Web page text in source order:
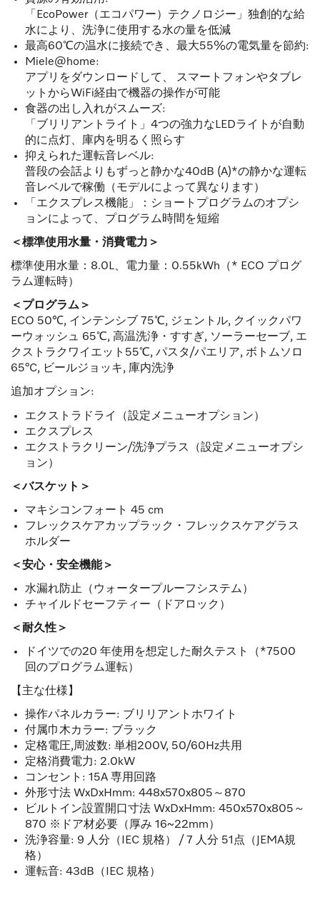
「EcoPower（エコパワー）テクノロジー」独創的な給
水により、洗浄に使用する水の量を低減
最高60℃の温水に接続でき、最大55%の電気量を節約:
Miele@home:
アプリをダウンロードして、 スマートフォンやタブレ
ットからWiFi経由で機器の操作が可能
食器の出し入れがスムーズ:
「ブリリアントライト」4つの強力なLEDライトが自動
的に点灯、庫内を明るく照らす
抑えられた運転音レベル:
普段の会話よりもずっと静かな40dB (A)*の静かな運転
音レベルで稼働（モデルによって異なります）
「エクスプレス機能」：ショートプログラムのオプシ
ョンによって、プログラム時間を短縮
＜標準使用水量・消費電力＞
標準使用水量：8.0L、電力量：0.55kWh（* ECO プログ
ラム運転時）
＜プログラム＞
ECO 50℃, インテンシブ 75℃, ジェントル, クイックパワ
ーウォッシュ 65℃, 高温洗浄・すすぎ, ソーラーセーブ, エ
クストラクワイエット55℃, パスタ/パエリア, ボトムソロ
65°C, ビールジョッキ, 庫内洗浄
追加オプション:
エクストラドライ（設定メニューオプション）
エクスプレス
エクストラクリーン/洗浄プラス（設定メニューオプシ
ョン）
＜バスケット＞
マキシコンフォート 45 cm
フレックスケアカップラック・フレックスケアグラス
ホルダー
＜安心・安全機能＞
水漏れ防止（ウォータープルーフシステム）
チャイルドセーフティー（ドアロック）
＜耐久性＞
ドイツでの20 年使用を想定した耐久テスト（*7500
回のプログラム運転）
【主な仕様】
操作パネルカラー: ブリリアントホワイト
付属巾木カラー: ブラック
定格電圧,周波数: 単相200V, 50/60Hz共用
定格消費電力: 2.0kW
コンセント: 15A 専用回路
外形寸法 WxDxHmm: 448x570x805～870
ビルトイン設置開口寸法 WxDxHmm: 450x570x805～
870 ※ドア材必要（厚み 16~22mm）
洗浄容量: 9 人分（IEC 規格） / 7 人分 51点（JEMA規
格）
運転音: 43dB（IEC 規格）